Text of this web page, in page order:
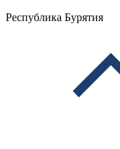
Республика Бурятия